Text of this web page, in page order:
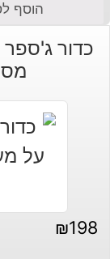
הוסף
כדור
₪198